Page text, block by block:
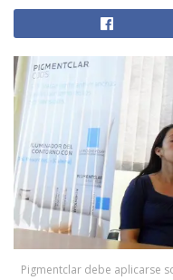
Pigmentclar debe aplicarse